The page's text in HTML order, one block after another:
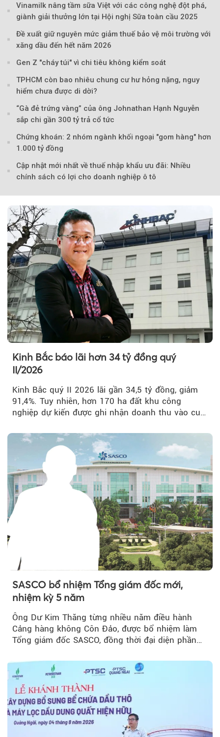
Vinamilk nâng tầm sữa Việt với các công nghệ đột phá,
giành giải thưởng lớn tại Hội nghị Sữa toàn cầu 2025
Đề xuất giữ nguyên mức giảm thuế bảo vệ môi trường với
xăng dầu đến hết năm 2026
Gen Z "cháy túi" vì chi tiêu không kiểm soát
TPHCM còn bao nhiêu chung cư hư hỏng nặng, nguy
hiểm chưa được di dời?
“Gà đẻ trứng vàng” của ông Johnathan Hạnh Nguyễn
sắp chi gần 300 tỷ trả cổ tức
Chứng khoán: 2 nhóm ngành khối ngoại "gom hàng" hơn
1.000 tỷ đồng
Cập nhật mới nhất về thuế nhập khẩu ưu đãi: Nhiều
chính sách có lợi cho doanh nghiệp ô tô
Kinh Bắc báo lãi hơn 34 tỷ đồng quý
II/2026
Kinh Bắc quý II 2026 lãi gần 34,5 tỷ đồng, giảm
91,4%. Tuy nhiên, hơn 170 ha đất khu công
nghiệp dự kiến được ghi nhận doanh thu vào cuối
SASCO bổ nhiệm Tổng giám đốc mới,
nhiệm kỳ 5 năm
Ông Dư Kim Thăng từng nhiều năm điều hành
Cảng hàng không Côn Đảo, được bổ nhiệm làm
Tổng giám đốc SASCO, đồng thời đại diện phần